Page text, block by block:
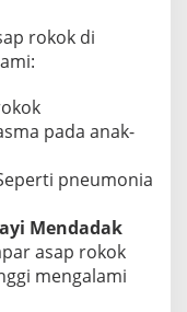
rokok di
pada anak-
pneumonia
Mendadak
asap rokok
mengalami